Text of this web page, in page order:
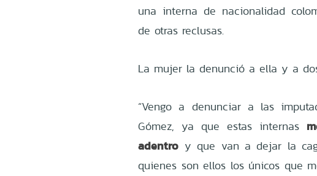
una interna de nacionalidad
de otras reclusas.
La mujer la denunció a ella y a
“Vengo a denunciar a las
Gómez, ya que estas internas
adentro y que van a dejar la
quienes son ellos los únicos que